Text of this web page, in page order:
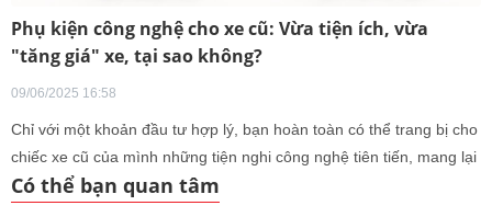
Phụ kiện công nghệ cho xe cũ: Vừa tiện ích, vừa
"tăng giá" xe, tại sao không?
09/06/2025 16:58
Chỉ với một khoản đầu tư hợp lý, bạn hoàn toàn có thể trang bị cho
chiếc xe cũ của mình những tiện nghi công nghệ tiên tiến, mang lại
trải nghiệm không thua kém gì các mẫu xe đời mới.
Có thể bạn quan tâm